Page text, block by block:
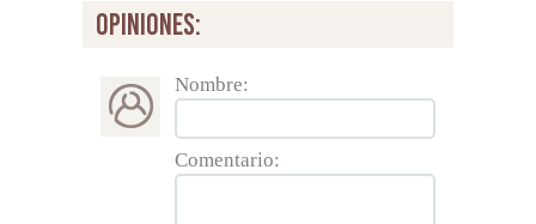
opiniones:
Nombre:
Comentario: